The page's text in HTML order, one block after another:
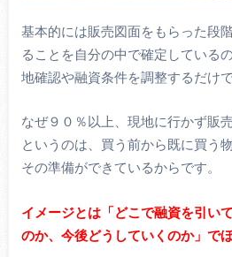
基本的には販売図面をもらった段
ることを自分の中で確定している
地確認や融資条件を調整するだけで
なぜ９０％以上、現地に行かず販
というのは、買う前から既に買う
その準備ができているからです。
イメージとは「どこで融資を引い
のか、今後どうしていくのか」で